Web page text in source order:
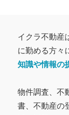
イクラ不動産
に勤める方々
知識や情報の
物件調査、不
書、不動産の